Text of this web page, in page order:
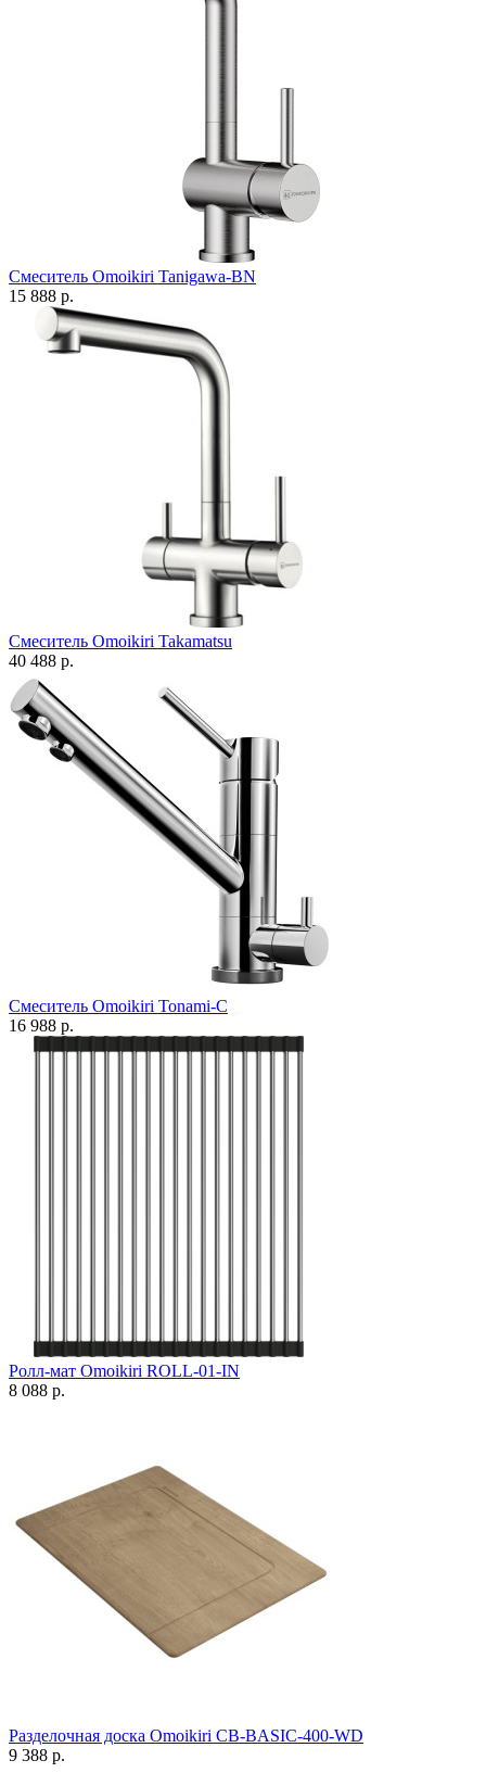
Смеситель Omoikiri Tanigawa-BN
15 888 р.
Смеситель Omoikiri Takamatsu
40 488 р.
Смеситель Omoikiri Tonami-C
16 988 р.
Ролл-мат Omoikiri ROLL-01-IN
8 088 р.
Разделочная доска Omoikiri CB-BASIC-400-WD
9 388 р.